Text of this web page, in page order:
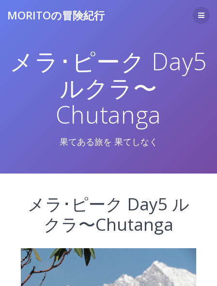
ス
ッ
MORITOの冒険紀行
メラ･ピーク Day5
ルクラ〜
Chutanga
果てある旅を 果てしなく
メラ･ピーク Day5 ル
クラ〜Chutanga